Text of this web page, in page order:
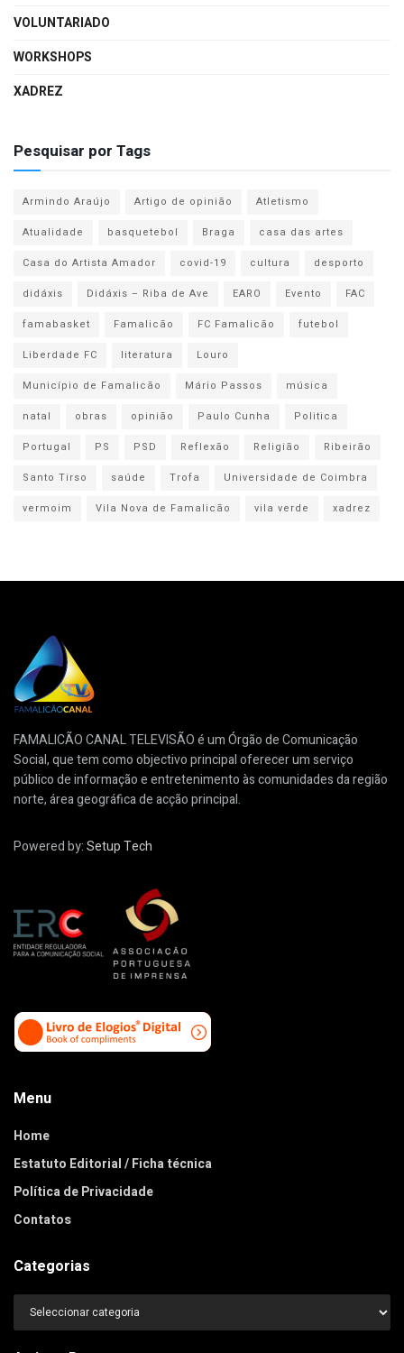
VOLUNTARIADO
WORKSHOPS
XADREZ
Pesquisar por Tags
Armindo Araújo Artigo de opinião
Atletismo
Atualidade
basquetebol Braga
casa das artes
Casa do Artista Amador
covid-19 cultura
desporto
didáxis
Didáxis – Riba de Ave EARO Evento
FAC
famabasket
Famalicão FC Famalicão
futebol
Liberdade FC
literatura
Louro
Município de Famalicão
Mário Passos
música
natal
obras opinião Paulo Cunha
Politica
Portugal
PS PSD Reflexão Religião
Ribeirão
Santo Tirso
saúde Trofa
Universidade de Coimbra
vermoim
Vila Nova de Famalicão vila verde xadrez
FAMALICÃO CANAL TELEVISÃO é um Órgão de Comunicação
Social, que tem como objectivo principal oferecer um serviço
público de informação e entretenimento às comunidades da região
norte, área geográfica de acção principal.
Powered by:Setup Tech
Menu
Home
Estatuto Editorial / Ficha técnica
Política de Privacidade
Contatos
Categorias
Categorias